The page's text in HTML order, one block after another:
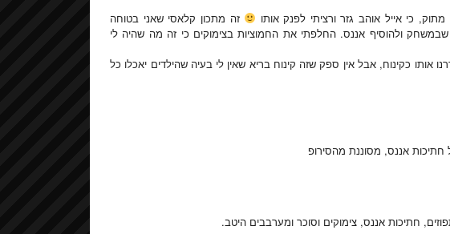
כי אייל אוהב גזר ורציתי לפנק אותו
זה מתכון קלאסי שאני בטוחה
ולהוסיף אננס. החלפתי את החמוציות בצימוקים כי זה מה שהיה לי
אותו כקינוח, אבל אין ספק שזה קינוח בריא שאין לי בעיה שהילדים יאכלו כל
חתיכות אננס, צימוקים וסוכר ומערבבים היטב.